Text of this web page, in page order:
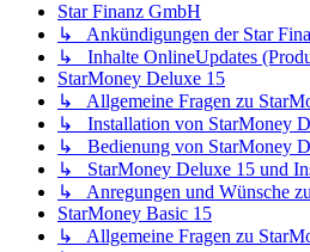
Star Finanz GmbH
↳ Ankündigungen der Star
↳ Inhalte OnlineUpdates
StarMoney Deluxe 15
↳ Allgemeine Fragen zu
↳ Installation von StarMoney
↳ Bedienung von StarMoney
↳ StarMoney Deluxe 15 und
↳ Anregungen und Wünsche
StarMoney Basic 15
↳ Allgemeine Fragen zu